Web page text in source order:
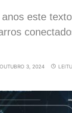
este
OUTUBRO 3, 2024